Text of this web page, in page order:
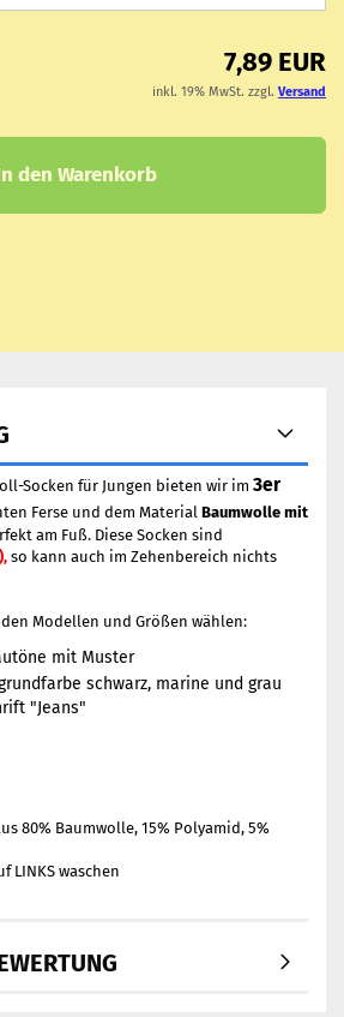
7,89 EUR
inkl. 19% MwSt. zzgl. Versand
den Warenkorb
Socken für Jungen bieten wir im 3er
Ferse und dem Material Baumwolle mit
am Fuß. Diese Socken sind
so kann auch im Zehenbereich nichts
Modellen und Größen wählen:
mit Muster
schwarz, marine und grau
"Jeans"
80% Baumwolle, 15% Polyamid, 5%
LINKS waschen